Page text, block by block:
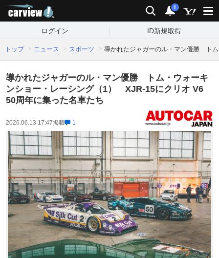
検索 通知
i
ログイン ID新規取得
トップ ニュース スポーツ 導かれたジャガーのル・マン優勝 ト
導かれたジャガーのル・マン優勝 トム・ウォーキ
ンショー・レーシング（1） XJR-15にクリオ V6
50周年に集った名車たち
2026.06.13 17:47掲載 1